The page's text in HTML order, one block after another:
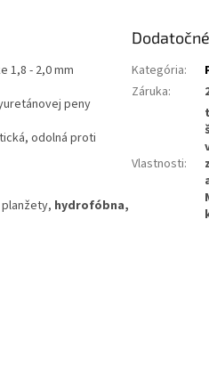
1,8 - 2,0 mm
peny
odolná proti
hydrofóbna,
Kategória:
Záruka:
Vlastnosti: